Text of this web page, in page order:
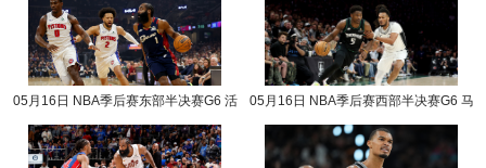
05月16日 NBA季后赛东部半决赛G6 活
05月16日 NBA季后赛西部半决赛G6 马